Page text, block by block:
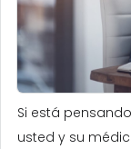
Si está
usted y su